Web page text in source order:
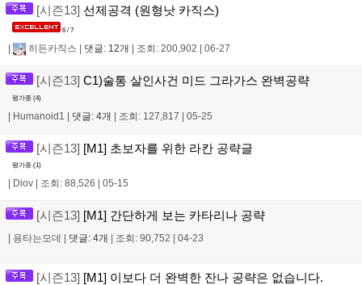
[시즌13] 선제공격 (원형낫 카직스)
6 / 7
히든카직스 댓글: 12개 조회: 200,902 06-27
[시즌13] C1)술통 살인사건 미드 그라가스 완벽공략
평가중 (4)
| Humanoid1 | 댓글: 4개 | 조회: 127,817 | 05-25
[시즌13] [M1] 초보자를 위한 라칸 공략글
평가중 (1)
| Diov | 조회: 88,526 | 05-15
[시즌13] [M1] 간단하게 보는 카타리나 공략
| 용타는모데 | 댓글: 4개 | 조회: 90,752 | 04-23
[시즌13] [M1] 이보다 더 완벽한 잔나 공략은 없습니다.